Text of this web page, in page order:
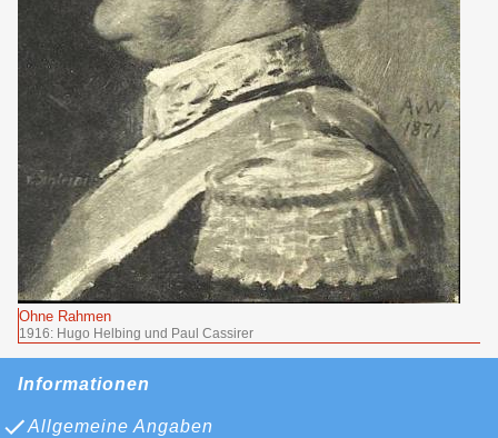
Ohne Rahmen
1916: Hugo Helbing und Paul Cassirer
Informationen
Allgemeine Angaben